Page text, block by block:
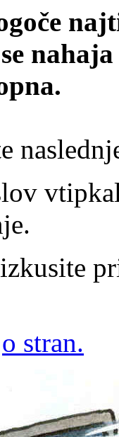
stran.